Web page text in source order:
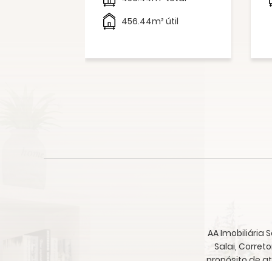
456.44m² útil
AA Imobiliária
Salai,